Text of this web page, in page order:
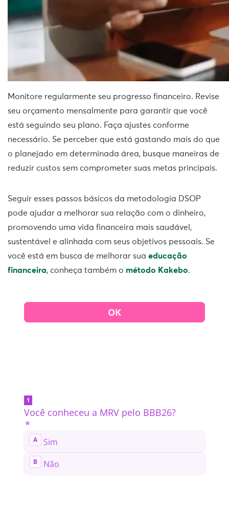
Monitore regularmente seu progresso financeiro. Revise
seu orçamento mensalmente para garantir que você
está seguindo seu plano. Faça ajustes conforme
necessário. Se perceber que está gastando mais do que
o planejado em determinada área, busque maneiras de
reduzir custos sem comprometer suas metas principais.
Seguir esses passos básicos da metodologia DSOP
pode ajudar a melhorar sua relação com o dinheiro,
promovendo uma vida financeira mais saudável,
sustentável e alinhada com seus objetivos pessoais. Se
você está em busca de melhorar sua educação
financeira, conheça também o método Kakebo.